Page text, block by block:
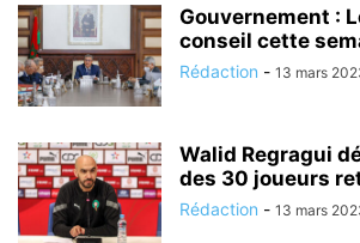
Gouvernement :
conseil cette
Rédaction - 13 mars
Walid Regragui
des 30 joueurs
Rédaction - 13 mars